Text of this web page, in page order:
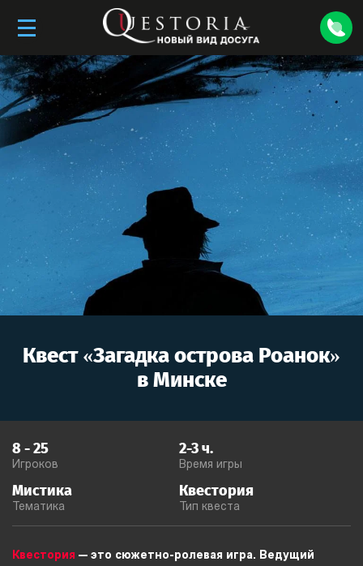
Квест «Загадка острова Роанок»
вМинске
8-25
Игроков
2-3ч.
Время игры
Мистика
Тематика
Квестория
Тип квеста
Квестория — это сюжетно-ролевая игра. Ведущий